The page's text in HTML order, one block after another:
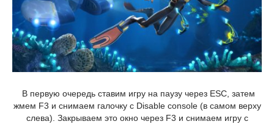
В первую очередь ставим игру на паузу через ESC, затем
жмем F3 и снимаем галочку с Disable console (в самом верху
слева). Закрываем это окно через F3 и снимаем игру с